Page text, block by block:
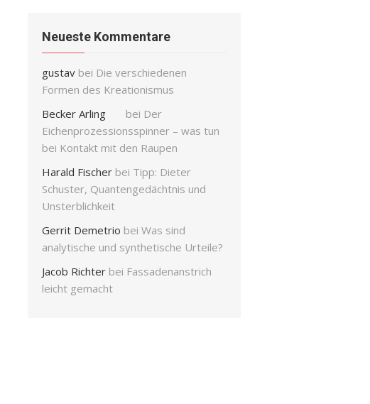
Neueste Kommentare
gustav bei Die verschiedenen
Formen des Kreationismus
Becker Arling
bei Der
Eichenprozessionsspinner – was tun
bei Kontakt mit den Raupen
Harald Fischer bei Tipp: Dieter
Schuster, Quantengedächtnis und
Unsterblichkeit
Gerrit Demetrio bei Was sind
analytische und synthetische Urteile?
Jacob Richter bei Fassadenanstrich
leicht gemacht